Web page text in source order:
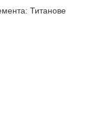
Титанове